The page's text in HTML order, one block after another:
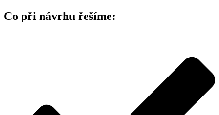
Co při návrhu řešíme: